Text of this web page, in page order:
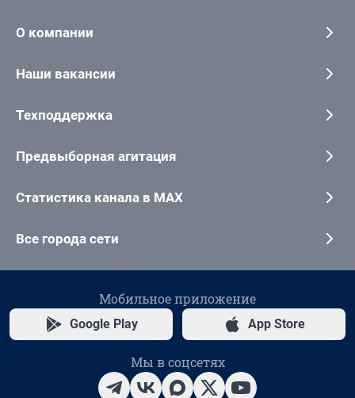
О компании
Наши вакансии
Техподдержка
Предвыборная агитация
Статистика канала в MAX
Все города сети
Мобильное приложение
Google Play App Store
Мы в соцсетях